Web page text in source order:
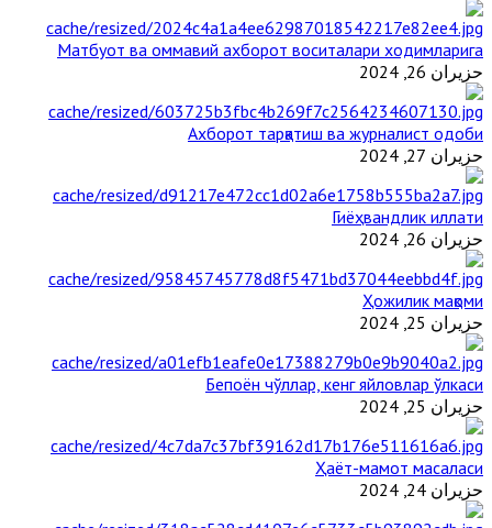
Матбуот ва оммавий ахборот воситалари ходимларига
حزيران 26, 2024
Ахборот тарқатиш ва журналист одоби
حزيران 27, 2024
Гиёҳвандлик иллати
حزيران 26, 2024
Ҳожилик мақоми
حزيران 25, 2024
Бепоён чўллар, кенг яйловлар ўлкаси
حزيران 25, 2024
Ҳаёт-мамот масаласи
حزيران 24, 2024